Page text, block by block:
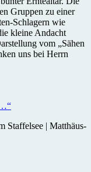
Gruppen zu einer
Schlagern wie
kleine Andacht
vom „Sähen
uns bei Herrn
Staffelsee | Matthäus-